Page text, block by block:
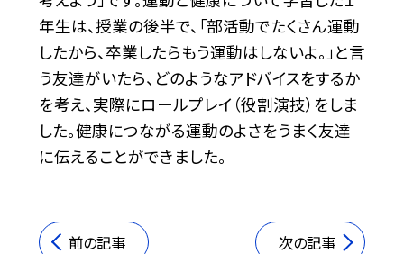
年生は、授業の後半で、「部活動でたくさん運動
したから、卒業したらもう運動はしないよ。」と言
う友達がいたら、どのようなアドバイスをするか
を考え、実際にロールプレイ（役割演技）をしま
した。健康につながる運動のよさをうまく友達
に伝えることができました。
前の記事 次の記事